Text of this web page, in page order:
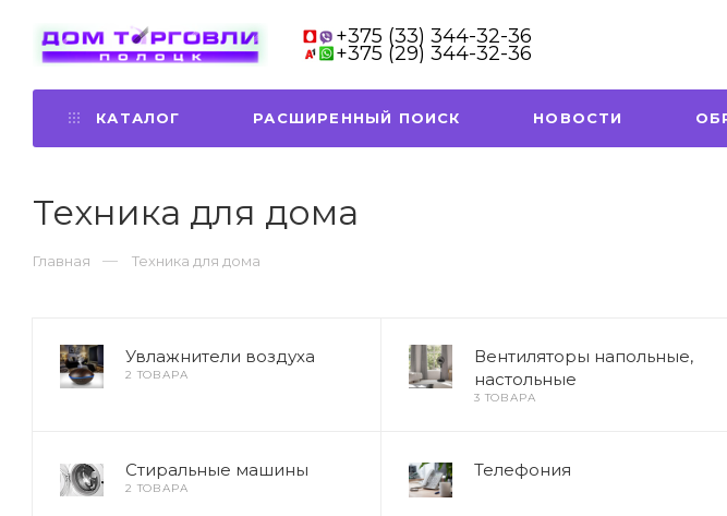
+375 (33) 344-32-36
+375 (29) 344-32-36
КАТАЛОГ РАСШИРЕННЫЙ ПОИСК НОВОСТИ
Техника для дома
Главная Техника для дома
Увлажнители воздуха
2 ТОВАРА
Вентиляторы напольные,
настольные
3 ТОВАРА
Стиральные машины
2 ТОВАРА
Телефония